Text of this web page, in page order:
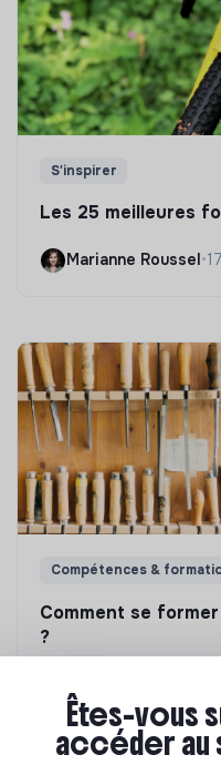
S'inspirer
Les 25 meilleures
Marianne Roussel •
Compétences &
Comment se
?
Êtes-vous
accéder au